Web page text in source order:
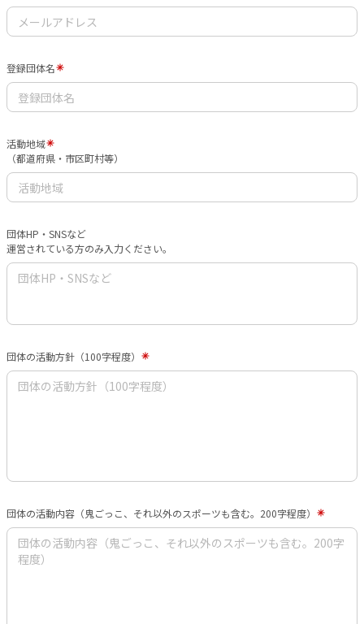
登録団体名
活動地域
（都道府県・市区町村等）
団体HP・SNSなど
運営されている方のみ入力ください。
団体の活動方針（100字程度）
団体の活動内容（鬼ごっこ、それ以外のスポーツも含む。200字程度）